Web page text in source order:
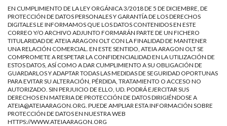
EN CUMPLIMIENTO DE LA LEY ORGÁNICA 3/2018 DE 5 DE DICIEMBRE, DE
PROTECCIÓN DE DATOS PERSONALES Y GARANTÍA DE LOS DERECHOS
DIGITALES LE INFORMAMOS QUE LOS DATOS CONTENIDOS EN ESTE
CORREO Y/O ARCHIVO ADJUNTO FORMARÁN PARTE DE UN FICHERO
TITULARIDAD DE ATEIA ARAGON OLT CON LA FINALIDAD DE MANTENER
UNA RELACIÓN COMERCIAL. EN ESTE SENTIDO, ATEIA ARAGON OLT SE
COMPROMETE A RESPETAR LA CONFIDENCIALIDAD EN LA UTILIZACIÓN DE
ESTOS DATOS, ASÍ COMO A DAR CUMPLIMIENTO A SU OBLIGACIÓN DE
GUARDARLOS Y ADAPTAR TODAS LAS MEDIDAS DE SEGURIDAD OPORTUNAS
PARA EVITAR SU ALTERACIÓN, PÉRDIDA, TRATAMIENTO O ACCESO NO
AUTORIZADO. SIN PERJUICIO DE ELLO, UD. PODRÁ EJERCITAR SUS
DERECHOS EN MATERIA DE PROTECCIÓN DE DATOS DIRIGIÉNDOSE A
ATEIA@ATEIAARAGON.ORG. PUEDE AMPLIAR ESTA INFORMACIÓN SOBRE
PROTECCIÓN DE DATOS EN NUESTRA WEB
HTTPS://WWW.ATEIAARAGON.ORG